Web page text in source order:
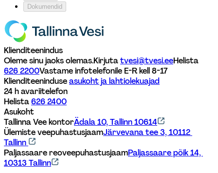
Dokumendid
Klienditeenindus
Oleme sinu jaoks olemas.Kirjuta tvesi@tvesi.eeHelista
626 2200Vastame infotelefonile E-R kell 8-17
Klienditeeninduse asukoht ja lahtiolekuajad
24 h avariitelefon
Helista 626 2400
Asukoht
Tallinna Vee kontorÄdala 10, Tallinn 10614
Ülemiste veepuhastusjaamJärvevana tee 3, 10112
Tallinn
Paljassaare reoveepuhastusjaamPaljassaare põik 14,
10313 Tallinn